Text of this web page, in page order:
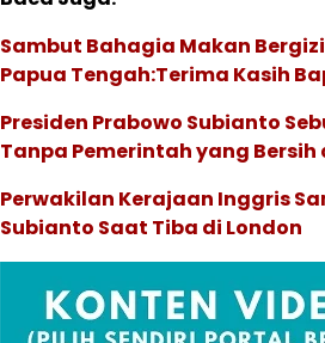
Sambut Bahagia Makan
Papua Tengah:Terima Kasih
Presiden Prabowo Subianto
Tanpa Pemerintah yang Bersih
Perwakilan Kerajaan Inggris
Subianto Saat Tiba di London